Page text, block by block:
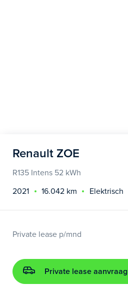
Renault ZOE
R135 Intens 52 kWh
2021
16.042 km Elektrisch
Private lease p/mnd
Private lease aanvraag